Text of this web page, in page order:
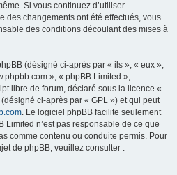
Si vous continuez d’utiliser
des changements ont été effectués, vous
des conditions découlant des mises à
(désigné ci-après par « ils », « eux »,
», « phpBB Limited »,
libre de forum, déclaré sous la licence «
(désigné ci-après par « GPL ») et qui peut
. Le logiciel phpBB facilite seulement
Limited n’est pas responsable de ce que
comme contenu ou conduite permis. Pour
de phpBB, veuillez consulter :